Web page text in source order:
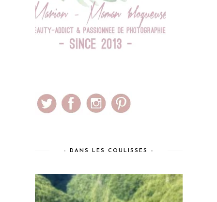
– DANS LES COULISSES –